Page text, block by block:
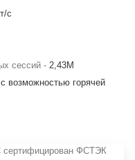
c
сессий - 2,43M
возможностью горячей
сертифицирован ФСТЭК